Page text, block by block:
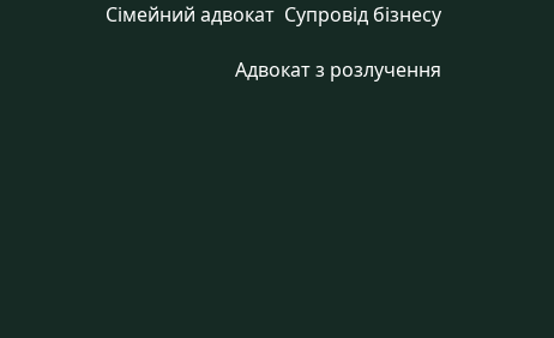
Сімейний адвокат Cупровід бізнесу
Адвокат з розлучення